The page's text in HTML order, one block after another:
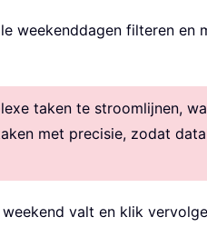
weekenddagen filteren en
taken te stroomlijnen,
met precisie, zodat
valt en klik